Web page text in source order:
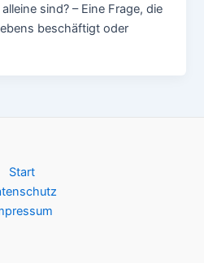
sind? – Eine Frage, die
beschäftigt oder
Start